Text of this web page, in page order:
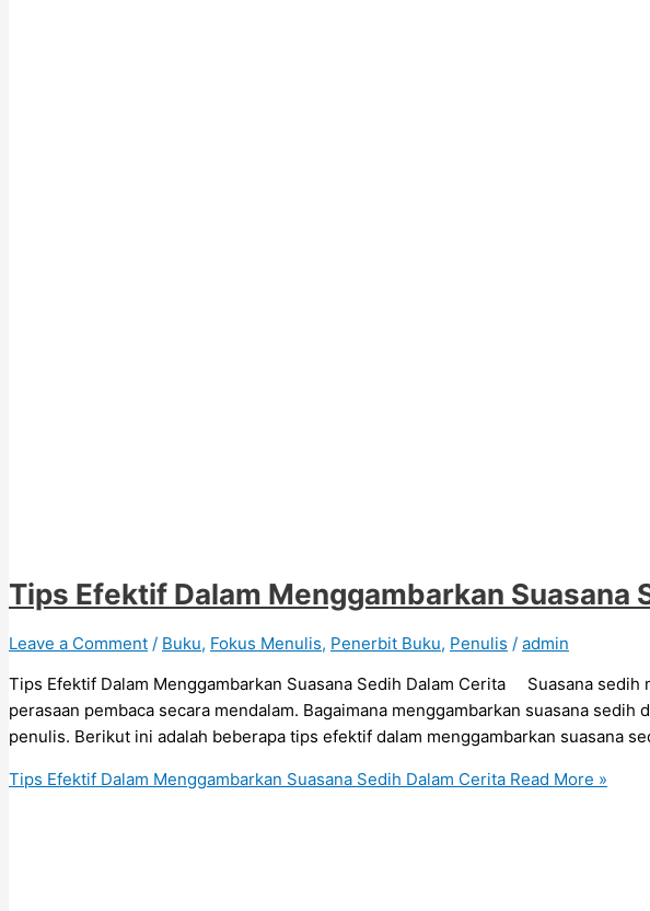
Tips Efektif Dalam Menggambarkan Suasana
Leave a Comment / Buku, Fokus Menulis, Penerbit Buku, Penulis / admin
Tips Efektif Dalam Menggambarkan Suasana Sedih Dalam Cerita Suasana
perasaan pembaca secara mendalam. Bagaimana menggambarkan suasana
penulis. Berikut ini adalah beberapa tips efektif dalam menggambarkan suasana
Tips Efektif Dalam Menggambarkan Suasana Sedih Dalam Cerita Read More »